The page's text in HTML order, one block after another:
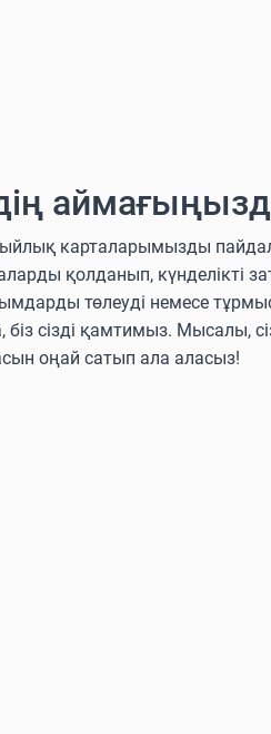
карталарымызды
қолданып, күнделікті
төлеуді немесе
сізді қамтимыз. Мысалы,
оңай сатып ала аласыз!